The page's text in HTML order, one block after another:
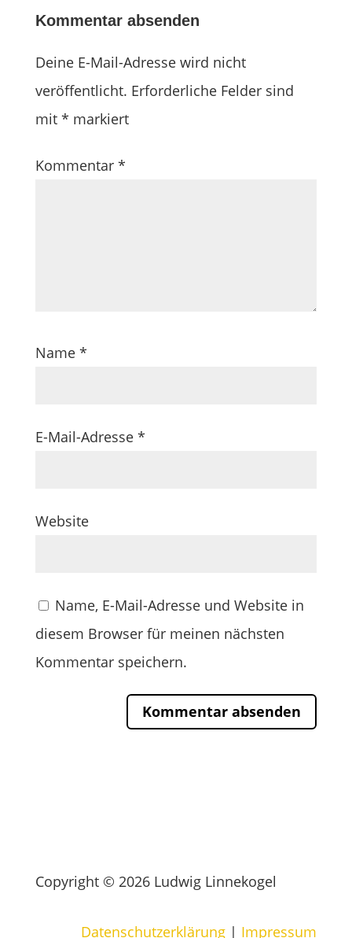
Kommentar absenden
Deine E-Mail-Adresse wird nicht
veröffentlicht. Erforderliche Felder sind
mit * markiert
Kommentar *
Name *
E-Mail-Adresse *
Website
Name, E-Mail-Adresse und Website in
diesem Browser für meinen nächsten
Kommentar speichern.
Copyright © 2026 Ludwig Linnekogel
Datenschutzerklärung | Impressum